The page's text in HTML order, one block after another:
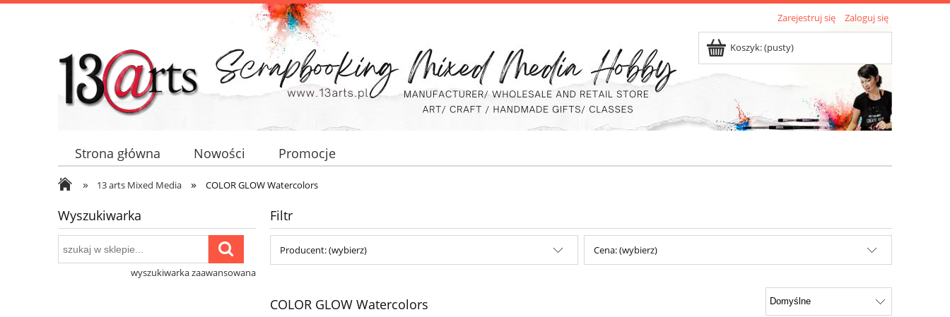
Zarejestruj się Zaloguj się
Koszyk:(pusty)
Strona główna Nowości Promocje
» 13 arts Mixed Media » COLOR GLOW Watercolors
Wyszukiwarka
wyszukiwarka zaawansowana
Filtr
Producent: (wybierz) Cena: (wybierz)
COLOR GLOW Watercolors